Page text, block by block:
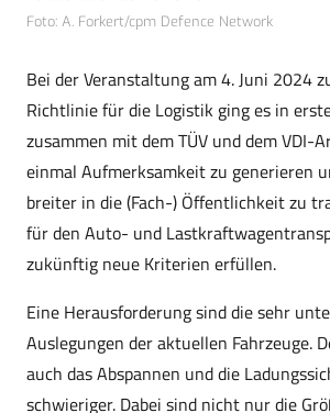
Foto: A. Forkert/cpm Defence Network
Bei der Veranstaltung am 4. Juni 2024
Richtlinie für die Logistik ging es in
zusammen mit dem TÜV und dem VDI-
einmal Aufmerksamkeit zu generieren
breiter in die (Fach-) Öffentlichkeit zu
für den Auto- und
zukünftig neue Kriterien erfüllen.
Eine Herausforderung sind die sehr
Auslegungen der aktuellen Fahrzeuge.
auch das Abspannen und die
schwieriger. Dabei sind nicht nur die